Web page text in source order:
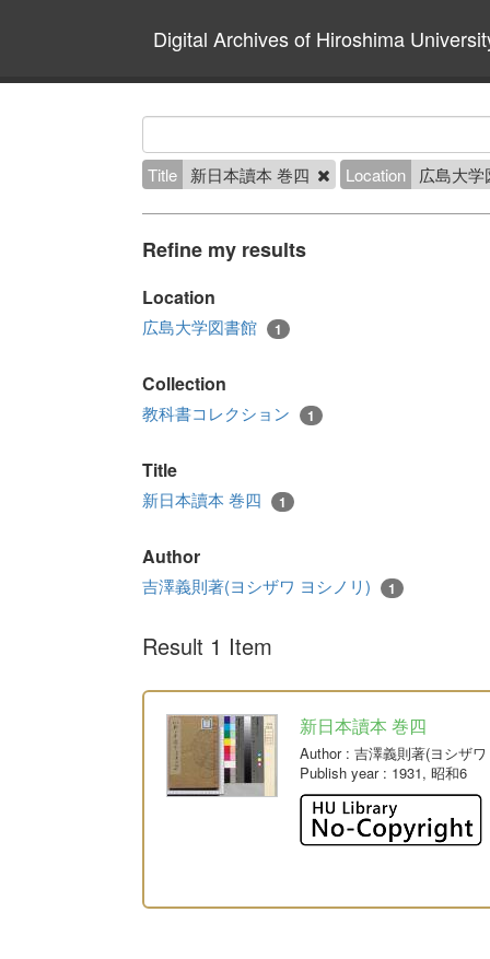
Digital Archives of Hiroshima
Title 新日本讀本 巻四 Location 広島大
Refine my results
Location
広島大学図書館 1
Collection
教科書コレクション 1
Title
新日本讀本 巻四 1
Author
吉澤義則著(ヨシザワ ヨシノリ) 1
Result 1 Item
新日本讀本 巻四
Author: 吉澤義則著(ヨシザ
Publish year: 1931, 昭和6